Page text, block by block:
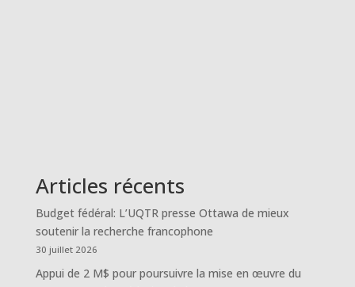
Articles récents
Budget fédéral: L’UQTR presse Ottawa de mieux
soutenir la recherche francophone
30 juillet 2026
Appui de 2 M$ pour poursuivre la mise en œuvre du